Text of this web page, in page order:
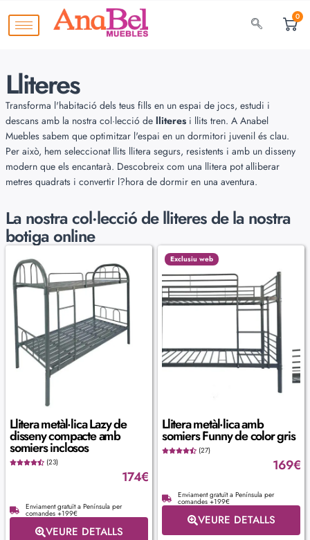
0
Lliteres
Transforma l'habitació dels teus fills en un espai de jocs, estudi i
descans amb la nostra col·lecció de lliteres i llits tren. A Anabel
Muebles sabem que optimitzar l'espai en un dormitori juvenil és clau.
Per això, hem seleccionat llits llitera segurs, resistents i amb un disseny
modern que els encantarà. Descobreix com una llitera pot alliberar
metres quadrats i convertir l?hora de dormir en una aventura.
La nostra col·lecció delliteres de la nostra
botiga online
Llitera metàl·lica Lazy de
disseny compacte amb
somiers inclosos
(23)
174€
Enviament gratuït a Península per
comandes +199€
VEURE DETALLS
Exclusiu web
Llitera metàl·lica amb
somiers Funny de color gris
(27)
169€
Enviament gratuït a Península per
comandes +199€
VEURE DETALLS